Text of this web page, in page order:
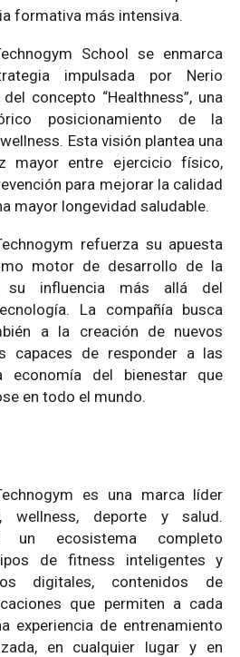
formativa más intensiva.
School se enmarca
impulsada por Nerio
concepto “Healthness”, una
posicionamiento de la
Esta visión plantea una
mayor entre ejercicio físico,
para mejorar la calidad
mayor longevidad saludable.
refuerza su apuesta
motor de desarrollo de la
su influencia más allá del
La compañía busca
a la creación de nuevos
capaces de responder a las
economía del bienestar que
en todo el mundo.
es una marca líder
wellness, deporte y salud.
un ecosistema completo
de fitness inteligentes y
digitales, contenidos de
que permiten a cada
experiencia de entrenamiento
en cualquier lugar y en